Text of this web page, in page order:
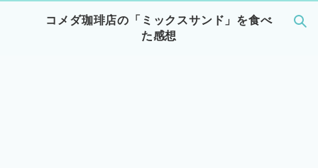
コメダ珈琲店の「ミックスサンド」を食べ
た感想